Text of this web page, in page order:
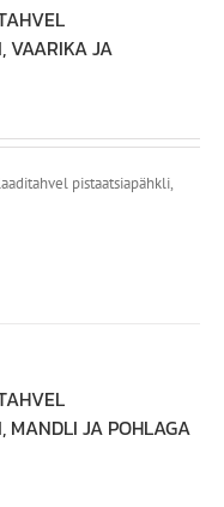
VAARIKA JA
pistaatsiapähkli,
MANDLI JA POHLAGA